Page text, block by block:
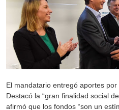
El mandatario entregó aportes por
Destacó la “gran finalidad social
afirmó que los fondos “son un